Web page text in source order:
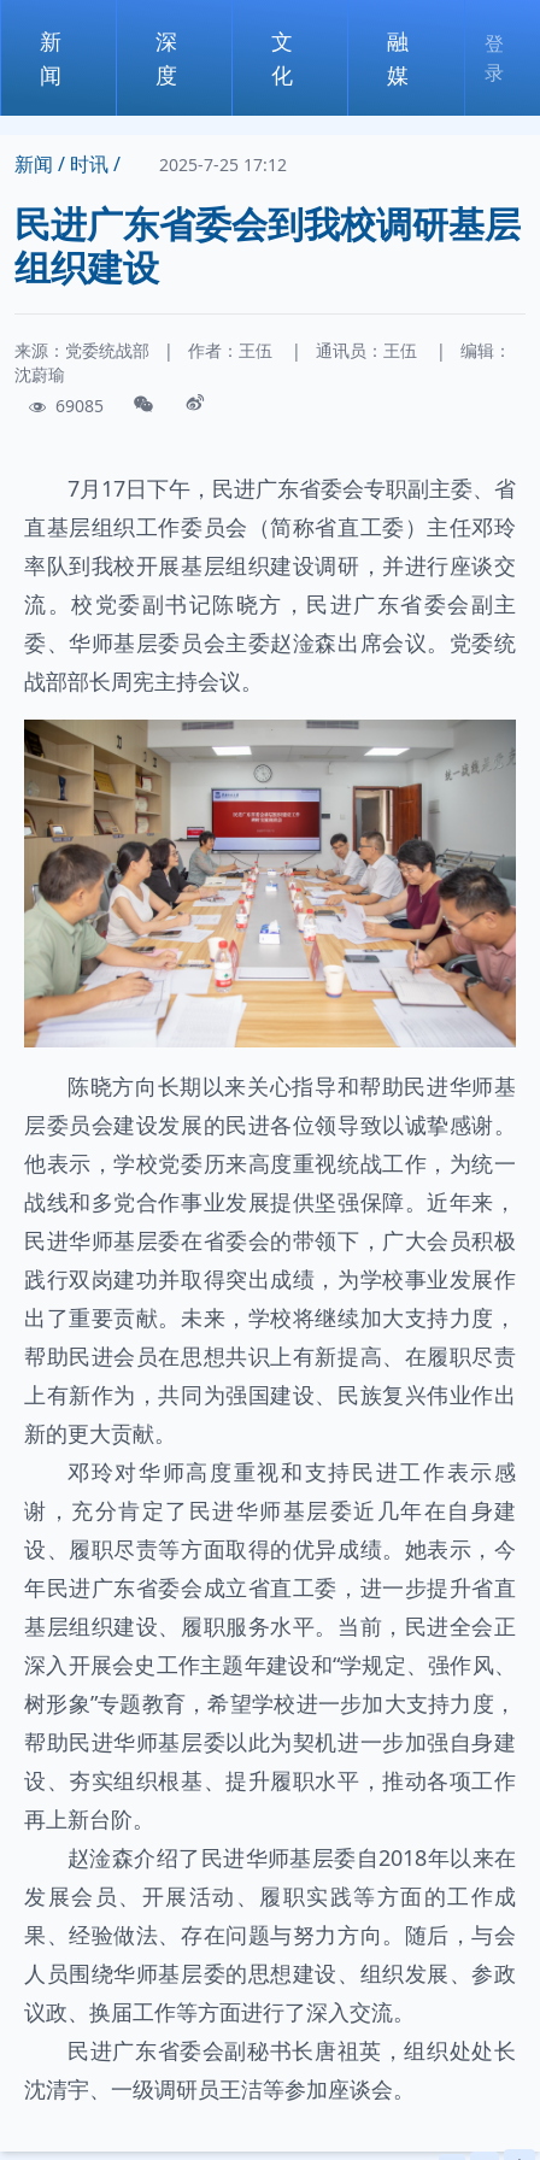
新
闻
深
度
文
化
融
媒
登
录
新闻 / 时讯 / 2025-7-25 17:12
民进广东省委会到我校调研基层
组织建设
来源：党委统战部 | 作者： 王伍 | 通讯员： 王伍 |
编辑：
沈蔚瑜
69085
7月17日下午，民进广东省委会专职副主委、省
直基层组织工作委员会（简称省直工委）主任邓玲
率队到我校开展基层组织建设调研，并进行座谈交
流。校党委副书记陈晓方，民进广东省委会副主
委、华师基层委员会主委赵淦森出席会议。党委统
战部部长周宪主持会议。
陈晓方向长期以来关心指导和帮助民进华师基
层委员会建设发展的民进各位领导致以诚挚感谢。
他表示，学校党委历来高度重视统战工作，为统一
战线和多党合作事业发展提供坚强保障。近年来，
民进华师基层委在省委会的带领下，广大会员积极
践行双岗建功并取得突出成绩，为学校事业发展作
出了重要贡献。未来，学校将继续加大支持力度，
帮助民进会员在思想共识上有新提高、在履职尽责
上有新作为，共同为强国建设、民族复兴伟业作出
新的更大贡献。
邓玲对华师高度重视和支持民进工作表示感
谢，充分肯定了民进华师基层委近几年在自身建
设、履职尽责等方面取得的优异成绩。她表示，今
年民进广东省委会成立省直工委，进一步提升省直
基层组织建设、履职服务水平。当前，民进全会正
深入开展会史工作主题年建设和“学规定、强作风、
树形象”专题教育，希望学校进一步加大支持力度，
帮助民进华师基层委以此为契机进一步加强自身建
设、夯实组织根基、提升履职水平，推动各项工作
再上新台阶。
赵淦森介绍了民进华师基层委自2018年以来在
发展会员、开展活动、履职实践等方面的工作成
果、经验做法、存在问题与努力方向。随后，与会
人员围绕华师基层委的思想建设、组织发展、参政
议政、换届工作等方面进行了深入交流。
民进广东省委会副秘书长唐祖英，组织处处长
沈清宇、一级调研员王洁等参加座谈会。